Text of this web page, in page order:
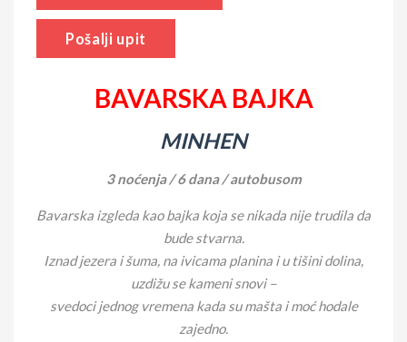
Pošalji upit
BAVARSKA BAJKA
MINHEN
3 noćenja / 6 dana / autobusom
Bavarska izgleda kao bajka koja se nikada nije trudila da
bude stvarna.
Iznad jezera i šuma, na ivicama planina i u tišini dolina,
uzdižu se kameni snovi –
svedoci jednog vremena kada su mašta i moć hodale
zajedno.